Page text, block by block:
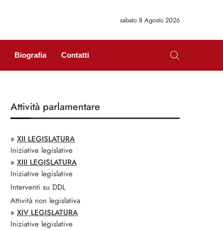
sabato 8 Agosto 2026
Biografia Contatti
Attività parlamentare
» XII LEGISLATURA
Iniziative legislative
» XIII LEGISLATURA
Iniziative legislative
Interventi su DDL
Attività non legislativa
» XIV LEGISLATURA
Iniziative legislative